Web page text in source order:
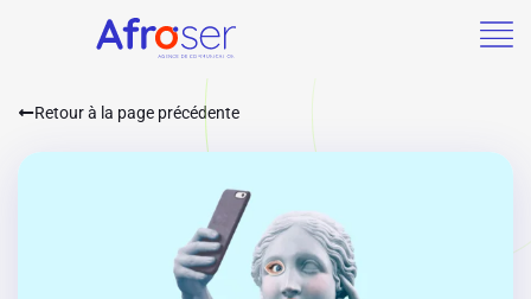
Retour à la page précédente